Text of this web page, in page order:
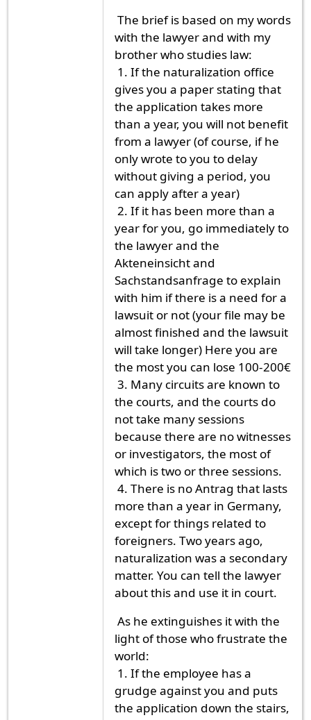
The brief is based on my words
with the lawyer and with my
brother who studies law:
1. If the naturalization office
gives you a paper stating that
the application takes more
than a year, you will not benefit
from a lawyer (of course, if he
only wrote to you to delay
without giving a period, you
can apply after a year)
2. If it has been more than a
year for you, go immediately to
the lawyer and the
Akteneinsicht and
Sachstandsanfrage to explain
with him if there is a need for a
lawsuit or not (your file may be
almost finished and the lawsuit
will take longer) Here you are
the most you can lose 100-200€
3. Many circuits are known to
the courts, and the courts do
not take many sessions
because there are no witnesses
or investigators, the most of
which is two or three sessions.
4. There is no Antrag that lasts
more than a year in Germany,
except for things related to
foreigners. Two years ago,
naturalization was a secondary
matter. You can tell the lawyer
about this and use it in court.
As he extinguishes it with the
light of those who frustrate the
world:
1. If the employee has a
grudge against you and puts
the application down the stairs,